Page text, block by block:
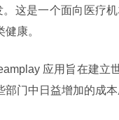
这是一个面向医疗
康。
应用旨在建立
门中日益增加的成本